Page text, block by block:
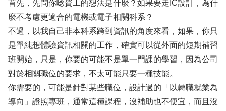
首先，先問你唸資工的想法是什麼？如果要走IC設計，為什
麼不考慮更適合的電機或電子相關科系？
不過，以我自己非本科系跨到資訊的角度來看，如果，你只
是單純想體驗資訊相關的工作，確實可以從外面的短期補習
班開始，只是，你要的可能不是單一門課的學習，因為公司
對於相關職位的要求，不太可能只要一種技能。
你需要的，可能是針對某些職位，設計過的「以轉職就業為
導向」證照專班，通常這種課程，沒補助也不便宜，而且沒